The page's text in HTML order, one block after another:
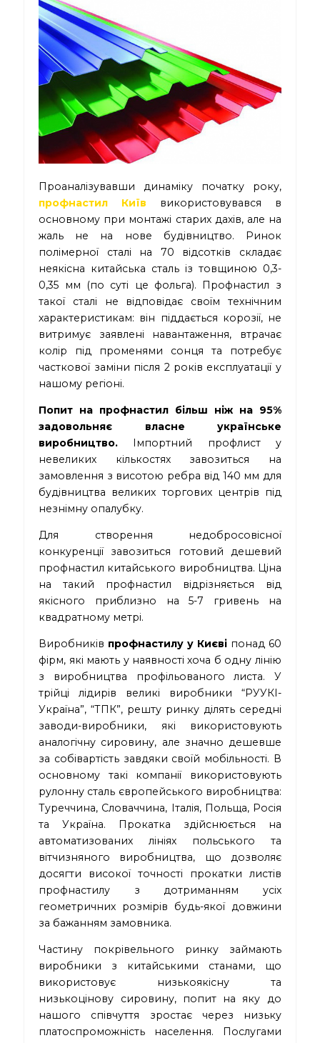
Проаналізувавши динаміку початку року,
профнастил Київ використовувався в
основному при монтажі старих дахів, але на
жаль не на нове будівництво. Ринок
полімерної сталі на 70 відсотків складає
неякісна китайська сталь із товщиною 0,3-
0,35 мм (по суті це фольга). Профнастил з
такої сталі не відповідає своїм технічним
характеристикам: він піддається корозії, не
витримує заявлені навантаження, втрачає
колір під променями сонця та потребує
часткової заміни після 2 років експлуатації у
нашому регіоні.
Попит на профнастил більш ніж на 95%
задовольняє власне українське
виробництво. Імпортний профлист у
невеликих кількостях завозиться на
замовлення з висотою ребра від 140 мм для
будівництва великих торгових центрів під
незнімну опалубку.
Для створення недобросовісної
конкуренції завозиться готовий дешевий
профнастил китайського виробництва. Ціна
на такий профнастил відрізняється від
якісного приблизно на 5-7 гривень на
квадратному метрі.
Виробників профнастилу у Києвіпонад 60
фірм, які мають у наявності хоча б одну лінію
з виробництва профільованого листа. У
трійці лідирів великі виробники “РУУКІ-
Україна”, “ТПК”, решту ринку ділять середні
заводи-виробники, які використовують
аналогічну сировину, але значно дешевше
за собівартість завдяки своїй мобільності. В
основному такі компанії використовують
рулонну сталь європейського виробництва:
Туреччина, Словаччина, Італія, Польща, Росія
та Україна. Прокатка здійснюється на
автоматизованих лініях польського та
вітчизняного виробництва, що дозволяє
досягти високої точності прокатки листів
профнастилу з дотриманням усіх
геометричних розмірів будь-якої довжини
за бажанням замовника.
Частину покрівельного ринку займають
виробники з китайськими станами, що
використовує низькоякісну та
низькоцінову сировину, попит на яку до
нашого співчуття зростає через низьку
платоспроможність населення. Послугами